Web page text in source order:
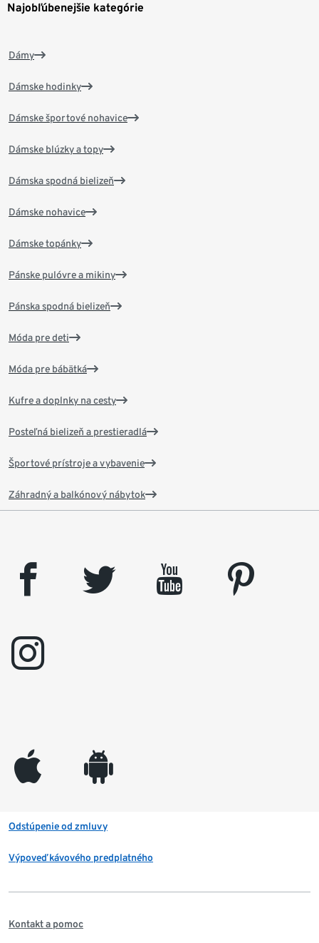
Najobľúbenejšie kategórie
Dámy
Dámske hodinky
Dámske športové nohavice
Dámske blúzky a topy
Dámska spodná bielizeň
Dámske nohavice
Dámske topánky
Pánske pulóvre a mikiny
Pánska spodná bielizeň
Móda pre deti
Móda pre bábätká
Kufre a doplnky na cesty
Posteľná bielizeň a prestieradlá
Športové prístroje a vybavenie
Záhradný a balkónový nábytok
facebook twitter youtube
pinterest
instagram
appleinc android
Odstúpenie od zmluvy
Výpoveď kávového predplatného
Kontakt a pomoc